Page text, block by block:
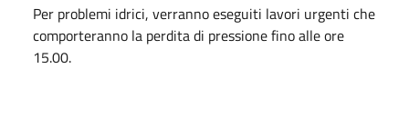
Per problemi idrici, verranno eseguiti lavori urgenti che
comporteranno la perdita di pressione fino alle ore
15.00.